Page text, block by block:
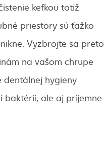
kefkou totiž
priestory sú ťažko
Vyzbrojte sa preto
na vašom chrupe
dentálnej hygieny
baktérií, ale aj príjemne